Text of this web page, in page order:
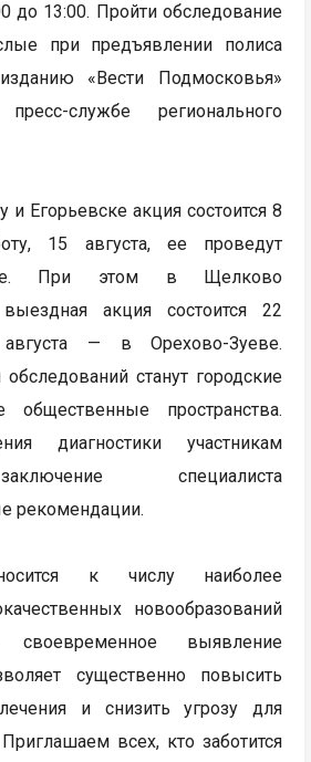
до 13:00. Пройти обследование
при предъявлении полиса
«Вести Подмосковья»
службе регионального
Егорьевске акция состоится 8
15 августа, ее проведут
При этом в Щелково
акция состоится 22
— в Орехово-Зуеве.
станут городские
пространства.
диагностики участникам
специалиста
рекомендации.
к числу наиболее
новообразований
выявление
существенно повысить
и снизить угрозу для
всех, кто заботится